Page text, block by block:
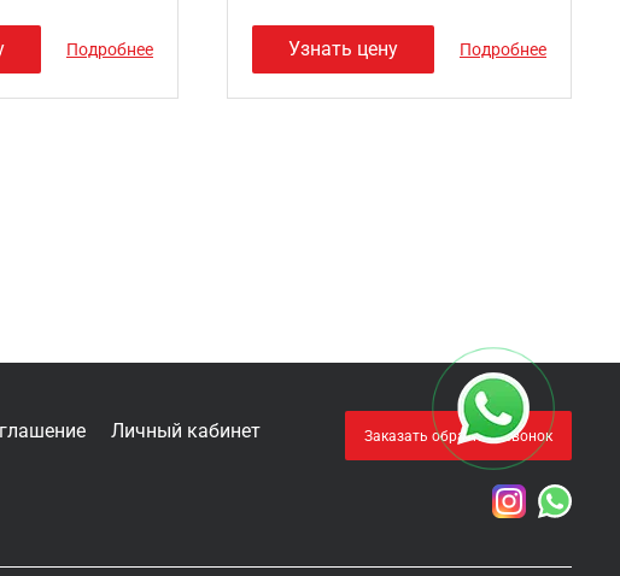
Подробнее Узнать цену Подробнее
Личный кабинет Заказать обратный звонок